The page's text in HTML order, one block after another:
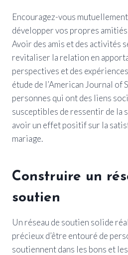
Encouragez-vous
développer vos propres
Avoir des amis et des activités
revitaliser la relation en
perspectives et des
étude de l’American Journal of
personnes qui ont des liens
susceptibles de ressentir de la
avoir un effet positif sur la
mariage.
Construire un
soutien
Un réseau de soutien solide
précieux d’être entouré de
soutiennent dans les bons et